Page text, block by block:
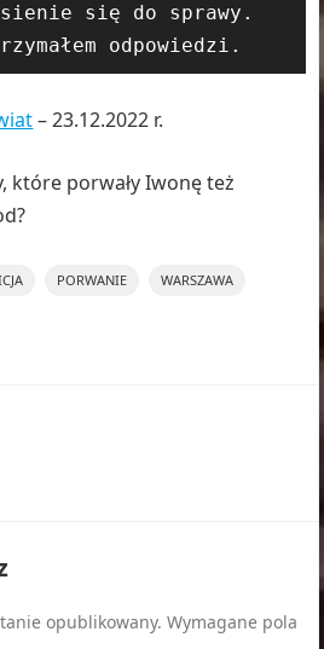
się do sprawy.
odpowiedzi.
– 23.12.2022 r.
które porwały Iwonę też
PORWANIE WARSZAWA
opublikowany. Wymagane pola